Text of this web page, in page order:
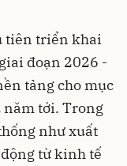
tiên triển khai
đoạn 2026 -
tảng cho mục
tới. Trong
như xuất
từ kinh tế